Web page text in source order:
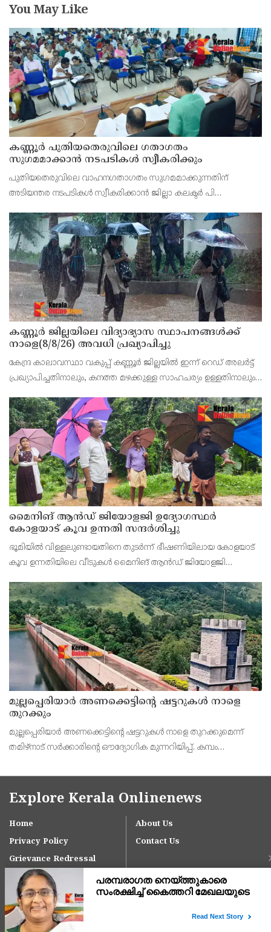
You May Like
കണ്ണൂർ പുതിയതെരുവിലെ ഗതാഗതം
സുഗമമാക്കാന്‍ നടപടികള്‍ സ്വീകരിക്കും
പുതിയതെരുവിലെ വാഹനഗതാഗതം സുഗമമാക്കുന്നതിന്
അടിയന്തര നടപടികള്‍ സ്വീകരിക്കാന്‍ ജില്ലാ കലക്ടര്‍ പി
കണ്ണൂർ ജില്ലയിലെ വിദ്യാഭ്യാസ സ്ഥാപനങ്ങള്‍ക്ക്
നാളെ(8/8/26) അവധി പ്രഖ്യാപിച്ചു
കേന്ദ്ര കാലാവസ്ഥാ വകുപ്പ് കണ്ണൂർ ജില്ലയിൽ ഇന്ന് റെഡ് അലർട്ട്
പ്രഖ്യാപിച്ചതിനാലും, കനത്ത മഴക്കുള്ള സാഹചര്യം ഉള്ളതിനാലും,
സ്ഥാപനങ്ങൾക്കും നാളെ (08/08
മൈനിങ് ആൻഡ്​ ജിയോളജി ഉദ്യോഗസ്ഥർ
കോളയാട് കൂവ ഉന്നതി സന്ദർശിച്ചു
ഭൂമിയിൽ വിള്ളലുണ്ടായതിനെ തുടർന്ന് ഭീഷണിയിലായ കോളയാട്
കൂവ ഉന്നതിയിലെ വീടുകൾ മൈനിങ് ആൻഡ് ജിയോളജി
മാറ്റിപ്പാർപ്പിക്കുന്നതിന് അടിയന്തര നടപടി സ്വീകരിക്കണമ
മുല്ലപ്പെരിയാർ അണക്കെട്ടിന്റെ ഷട്ടറുകൾ നാളെ
തുറക്കും
മുല്ലപ്പെരിയാർ അണക്കെട്ടിന്റെ ഷട്ടറുകൾ നാളെ തുറക്കുമെന്ന്
തമിഴ്‌നാട് സർക്കാരിന്റെ ഔദ്യോഗിക മുന്നറിയിപ്പ്. കമ്പം
ജലം തുറന്നുവിടുന്ന ചടങ്ങിൽ തമിഴ്ന
Explore Kerala Onlinenews
Home
About Us
Privacy Policy
Contact Us
Grievance Redressal